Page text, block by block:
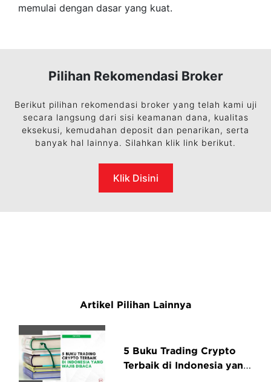
memulai dengan dasar yang kuat.
Pilihan Rekomendasi Broker
Berikut pilihan rekomendasi broker yang telah kami uji
secara langsung dari sisi keamanan dana, kualitas
eksekusi, kemudahan deposit dan penarikan, serta
banyak hal lainnya. Silahkan klik link berikut.
Klik Disini
Artikel Pilihan Lainnya
5 Buku Trading Crypto
Terbaik di Indonesia yang